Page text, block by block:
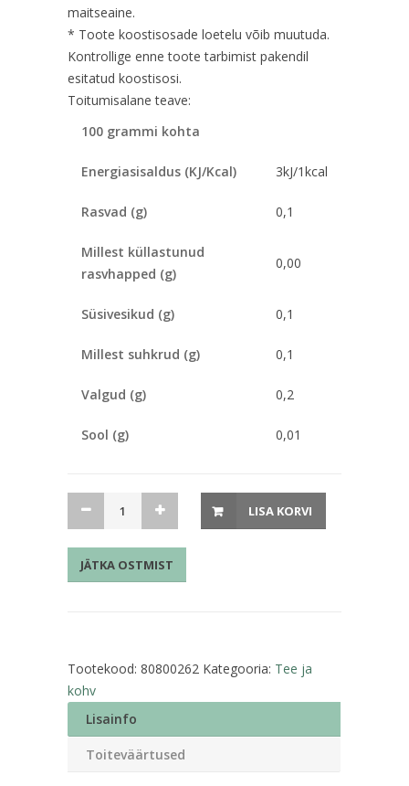
maitseaine.
* Toote koostisosade loetelu võib muutuda.
Kontrollige enne toote tarbimist pakendil
esitatud koostisosi.
Toitumisalane teave:
100 grammi kohta
Energiasisaldus (KJ/Kcal) 3kJ/1kcal
Rasvad (g) 0,1
Millest küllastunud
rasvhapped (g)
0,00
Süsivesikud (g) 0,1
Millest suhkrud (g) 0,1
Valgud (g) 0,2
Sool (g) 0,01
20X1,75
LISA KORVI
JÄTKA OSTMIST
Tootekood: 80800262 Kategooria: Tee ja
kohv
Lisainfo
Toiteväärtused